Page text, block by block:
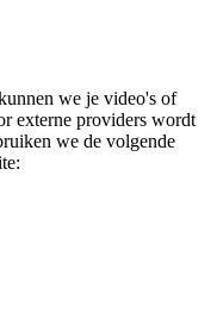
we je video's of
externe providers wordt
we de volgende